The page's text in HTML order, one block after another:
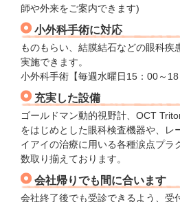
師や外来をご案内できます)
小外科手術に対応
ものもらい、結膜結石などの眼科疾
実施できます。
小外科手術【毎週水曜日15：00～18
充実した設備
ゴールドマン動的視野計、OCT
をはじめとした眼科検査機器や、レ
イアイの治療に用いる各種涙点プラ
数取り揃えております。
会社帰りでも間に合います
会社終了後でも受診できるよう、受